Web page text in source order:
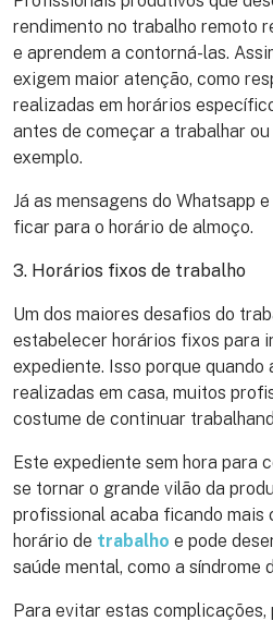
rendimento no trabalho remoto
e aprendem a contorná-las.
exigem maior atenção, como
realizadas em horários
antes de começar a trabalhar
exemplo.
Já as mensagens do Whatsapp
ficar para o horário de almoço.
3. Horários fixos de trabalho
Um dos maiores desafios do
estabelecer horários fixos para
expediente. Isso porque quando
realizadas em casa, muitos
costume de continuar
Este expediente sem hora para
se tornar o grande vilão da
profissional acaba ficando mais
horário de trabalho e pode
saúde mental, como a síndrome
Para evitar estas